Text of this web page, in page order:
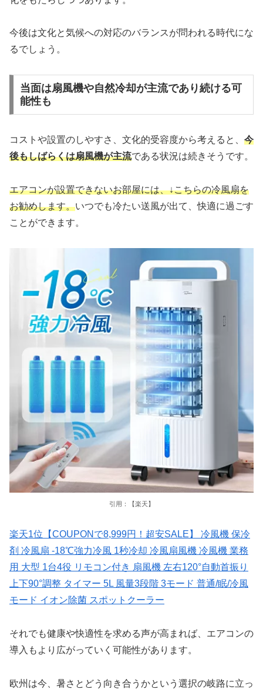
今後は文化と気候への対応のバランスが問われる時代にな
るでしょう。
当面は扇風機や自然冷却が主流であり続ける可
能性も
コストや設置のしやすさ、文化的受容度から考えると、 今
後もしばらくは扇風機が主流である状況は続きそうです。
エアコンが設置できないお部屋には、↓こちらの冷風扇を
お勧めします。いつでも冷たい送風が出て、快適に過ごす
ことができます。
引用：【楽天】
楽天1位【COUPONで8,999円！超安SALE】 冷風機 保冷
剤 冷風扇 -18℃強力冷風 1秒冷却 冷風扇風機 冷風機 業務
用 大型 1台4役 リモコン付き 扇風機 左右120°自動首振り
上下90°調整 タイマー 5L 風量3段階 3モード 普通/眠/冷風
モード イオン除菌 スポットクーラー
それでも健康や快適性を求める声が高まれば、エアコンの
導入もより広がっていく可能性があります。
欧州は今、暑さとどう向き合うかという選択の岐路に立っ